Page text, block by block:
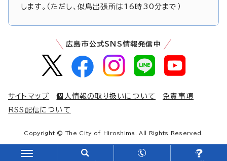
します。（ただし、似島出張所は16時30分まで）
広島市公式SNS情報発信中
サイトマップ 個人情報の取り扱いについて
免責事項
RSS配信について
Copyright © The City of Hiroshima. All Rights Reserved.